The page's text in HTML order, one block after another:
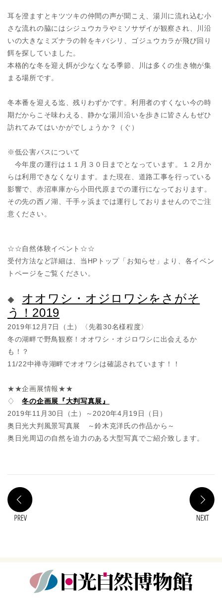
耳を澄ますとキツツキの仲間の声が聞こえ、湯川に流れ込む小
さな流れの脇にはシジュウカラやミソサザイが観察され、川沿
いの大きなミズナラの幹をキバシリ、ゴジュウカラが飛び回り
餌を探していました。
本格的な冬を迎え餌が少なくなる季節、川は多くの生き物が集
まる場所です。
冬本番を迎える迄、残りわずかです。利用者のすくない今の時
期だからこそ味わえる、静かな湯川沿いを歩きに皆さんもぜひ
訪れてみてはいかがでしょうか？（ぐ）
※低公害バスについて
今年度の運行は１１月３０日までとなっています。１２月か
らは利用できなくなります。また現在、道路工事を行っている
影響で、赤沼車庫から小田代原までの運行になっております。
その先の西ノ湖、千手ヶ浜までは運行しておりませんのでご注
意ください。
☆☆自然体験イベント☆☆
受付方法など詳細は、当HPトップ「お知らせ」より、各イベン
トページをご覧ください。
◆ オオワシ・オジロワシをさがそ
う！2019
2019年12月7日（土）〈先着30名様程度〉
冬の湖畔で野鳥観察！オオワシ・オジロワシに出会えるか
も！？
11/22中禅寺湖畔でオオワシは確認されています！！
★★企画展情報★★
♢冬の企画展『大判写真展』
2019年11月30日（土）～2020年4月19日（日）
奥日光大判風景写真展 ～鈴木克洋氏の作品から～
奥日光周辺の自然を迫力のある大型写真でご紹介致します。